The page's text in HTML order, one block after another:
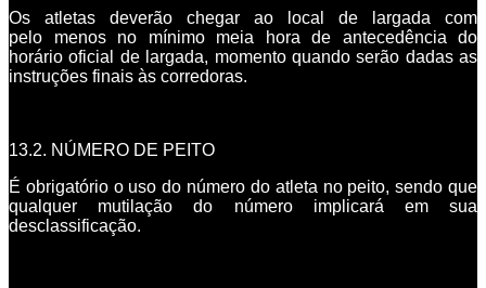
Os atletas deverão chegar ao local de largada com
pelo menos no mínimo meia hora de antecedência do
horário oficial de largada, momento quando serão dadas as
instruções finais às corredoras.
13.2. NÚMERO DE PEITO
É obrigatório o uso do número do atleta no peito, sendo que
qualquer mutilação do número implicará em sua
desclassificação.